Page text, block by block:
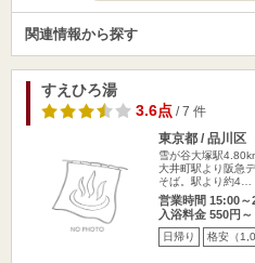
関連情報から探す
すえひろ湯
3.6点/ 7 件
東京都 / 品川区
雪が谷大塚駅
大井町駅より阪急
そば。駅より約4…
営業時間 15:00～
入浴料金 550円～
日帰り 格安（